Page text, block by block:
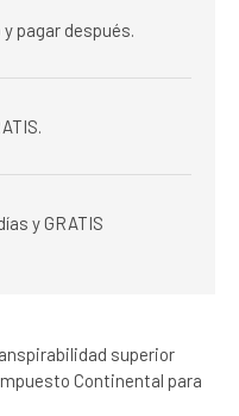
pagar después.
y GRATIS
superior
Continental para